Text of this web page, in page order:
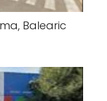
Balearic